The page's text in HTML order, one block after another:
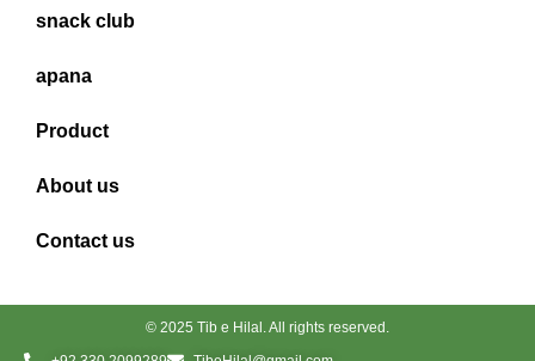
snack club
apana
Product
About us
Contact us
© 2025 Tib e Hilal. All rights reserved.